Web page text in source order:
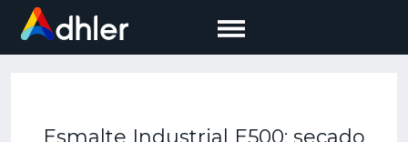
Esmalte Industrial E500: secado